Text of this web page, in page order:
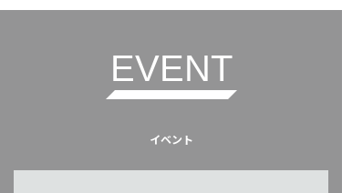
EVENT
イベント